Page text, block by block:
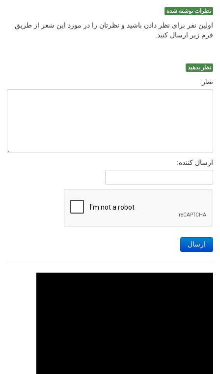
نظرات نوشته شده
اولین نفر برای نظر دادن باشید و نظرتان را در مورد این شعر از طریق
فرم زیر ارسال کنید.
نظر بدهید
نظر:
ارسال کننده:
ارسال